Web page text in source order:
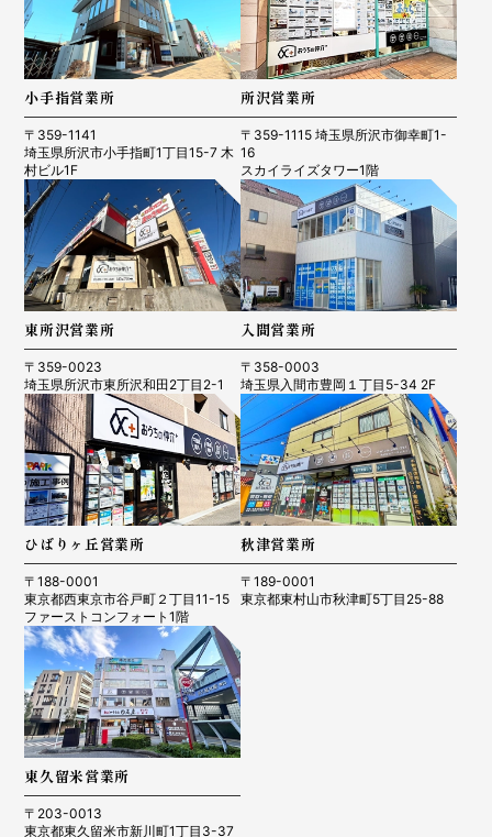
小手指営業所
〒359-1141
埼玉県所沢市小手指町1丁目15-7 木
村ビル1F
所沢営業所
〒359-1115 埼玉県所沢市御幸町1-
16
スカイライズタワー1階
東所沢営業所
〒359-0023
埼玉県所沢市東所沢和田2丁目2-1
入間営業所
〒358-0003
埼玉県入間市豊岡１丁目5-34 2F
ひばりヶ丘営業所
〒188-0001
東京都西東京市谷戸町２丁目11-15
ファーストコンフォート1階
秋津営業所
〒189-0001
東京都東村山市秋津町5丁目25-88
東久留米営業所
〒203-0013
東京都東久留米市新川町1丁目3-37